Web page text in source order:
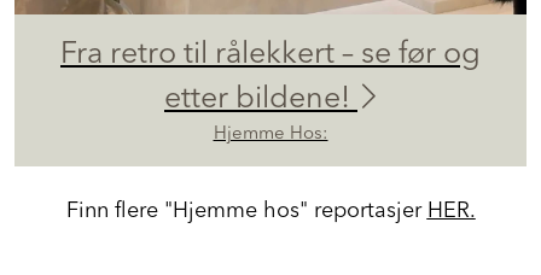
Fra retro til rålekkert – se før og
etter bildene!
Hjemme Hos:
Finn flere "Hjemme hos" reportasjer HER.